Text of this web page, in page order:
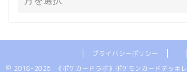
プライバシーポリシー
2018–2026 《ポケカードラボ》ポケモンカードデッキ